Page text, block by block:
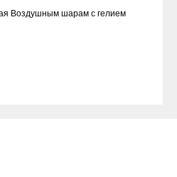
Воздушным шарам с гелием